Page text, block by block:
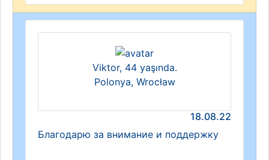
Viktor, 44 yaşında.
Polonya, Wrocław
18.08.22
Благодарю за внимание и поддержку